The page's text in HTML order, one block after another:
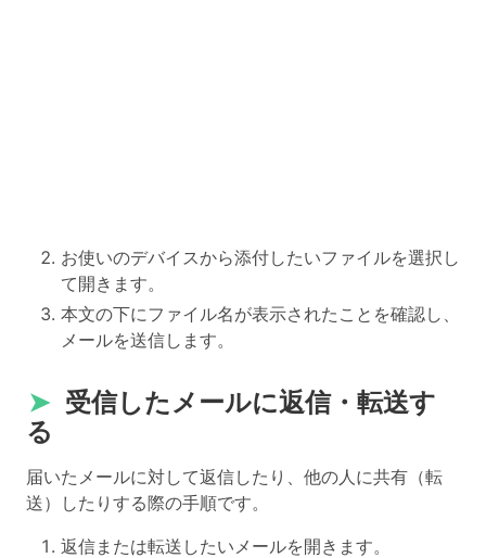
お使いのデバイスから添付したいファイルを選択し
て開きます。
本文の下にファイル名が表示されたことを確認し、
メールを送信します。
➤ 受信したメールに返信・転送す
る
届いたメールに対して返信したり、他の人に共有（転
送）したりする際の手順です。
返信または転送したいメールを開きます。